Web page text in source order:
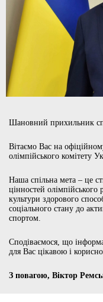
Шановний прихильник
Вітаємо Вас на
олімпійського комітету
Наша спільна мета – це
цінностей олімпійського
культури здорового
соціального стану до
спортом.
Сподіваємося, що
для Вас цікавою і
З повагою, Віктор